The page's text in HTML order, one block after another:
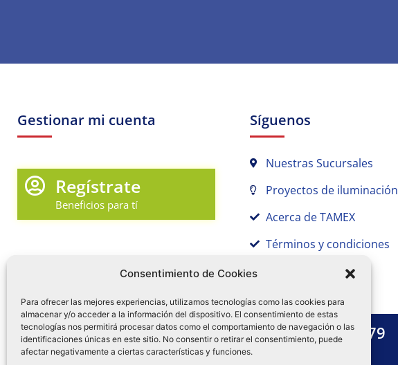
Consentimiento de Cookies
Para ofrecer las mejores experiencias, utilizamos tecnologías como las cookies para
almacenar y/o acceder a la información del dispositivo. El consentimiento de estas
tecnologías nos permitirá procesar datos como el comportamiento de navegación o las
identificaciones únicas en este sitio. No consentir o retirar el consentimiento, puede
afectar negativamente a ciertas características y funciones.
Gestionar mi cuenta
Regístrate
Beneficios para tí
Mi Cuenta en Tamex
Mis Favoritos
Síguenos
Nuestras Sucursales
Proyectos de iluminación
Acerca de TAMEX
Términos y condiciones
Aviso de Privacidad
55 1328 13 79